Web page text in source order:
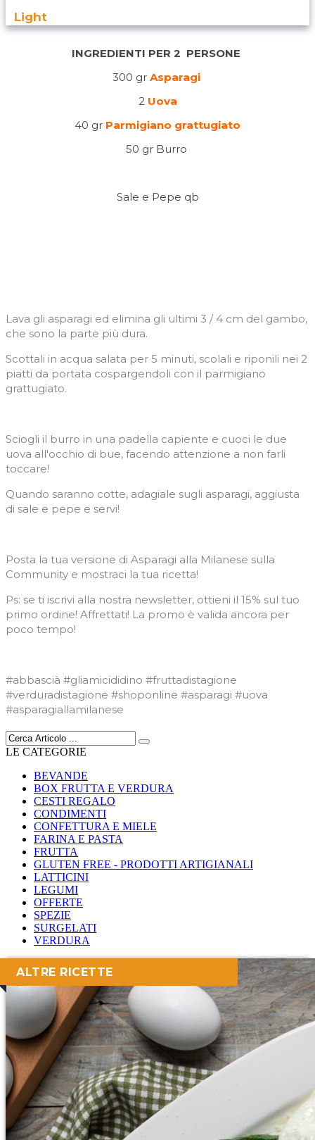
Light
INGREDIENTI PER 2 PERSONE
300 gr Asparagi
2 Uova
40 gr Parmigiano grattugiato
50 gr Burro
Sale e Pepe qb
Lava gli asparagi ed elimina gli ultimi 3 / 4 cm del gambo,
che sono la parte più dura.
Scottali in acqua salata per 5 minuti, scolali e riponili nei 2
piatti da portata cospargendoli con il parmigiano
grattugiato.
Sciogli il burro in una padella capiente e cuoci le due
uova all'occhio di bue, facendo attenzione a non farli
toccare!
Quando saranno cotte, adagiale sugli asparagi, aggiusta
di sale e pepe e servi!
Posta la tua versione di Asparagi alla Milanese sulla
Community e mostraci la tua ricetta!
Ps: se ti iscrivi alla nostra newsletter, ottieni il 15% sul tuo
primo ordine! Affrettati! La promo è valida ancora per
poco tempo!
#abbascià #gliamicididino #fruttadistagione
#verduradistagione #shoponline #asparagi #uova
#asparagiallamilanese
LE CATEGORIE
BEVANDE
BOX FRUTTA E VERDURA
CESTI REGALO
CONDIMENTI
CONFETTURA E MIELE
FARINA E PASTA
FRUTTA
GLUTEN FREE - PRODOTTI ARTIGIANALI
LATTICINI
LEGUMI
OFFERTE
SPEZIE
SURGELATI
VERDURA
ALTRE RICETTE